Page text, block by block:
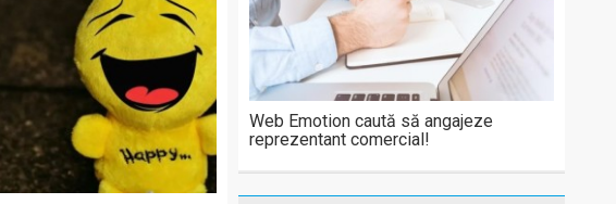
Web Emotion caută să angajeze
reprezentant comercial!